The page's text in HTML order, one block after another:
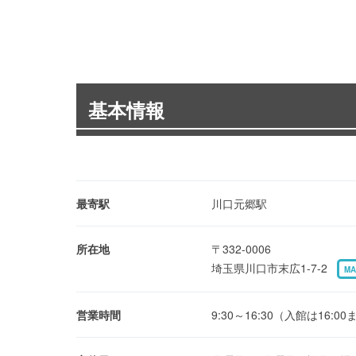
基本情報
最寄駅 川口元郷駅
所在地
〒332-0006
埼玉県川口市末広1-7-2
営業時間 9:30～16:30（入館は16:00ま